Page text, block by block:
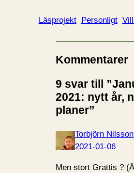
Läsprojekt Personligt
Kommentarer
9 svar till
2021: nytt år,
planer”
Torbjörn Nilsson
2021-01-06
Men stort Grattis ?